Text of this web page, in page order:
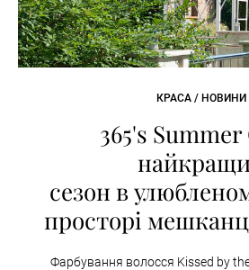
КРАСА / НОВИНИ
365's
сезон в
просторі
Фарбування волосся Kissed by